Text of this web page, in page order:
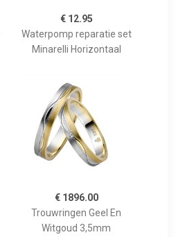
€ 12.95
Waterpomp reparatie set
Minarelli Horizontaal
€ 1896.00
Trouwringen Geel En
Witgoud 3,5mm